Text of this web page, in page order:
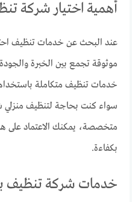
أهمية اختيار شركة
عند البحث عن خدمات تنظيف
موثوقة تجمع بين الخبرة
خدمات تنظيف متكاملة
سواء كنت بحاجة لتنظيف
متخصصة، يمكنك الاعتماد على
بكفاءة.
خدمات شركة تنظيف